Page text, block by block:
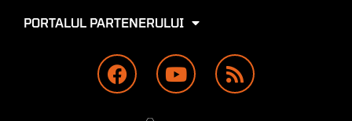
PORTALUL PARTENERULUI